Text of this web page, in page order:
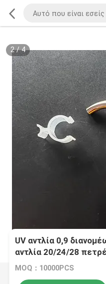
2/4
UV αντλία 0,9
αντλία 20/24/28
MOQ：10000PCS